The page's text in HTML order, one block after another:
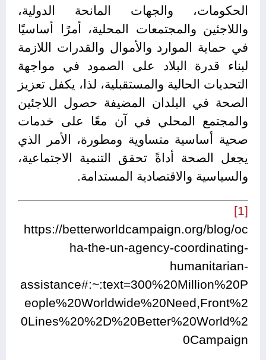
الحكومات، والجهات المانحة الدولية،
واللاجئين والمجتمعات المحلية، أمرًا أساسيًا
في حماية الموارد والأموال والقدرات اللازمة
لبناء قدرة البلاد على الصمود في مواجهة
التحديات الحالية والمستقبلية، لذا، يكفل تعزيز
الصحة في البلدان المضيفة حصول اللاجئين
والمجتمع المحلي في آن معًا على خدمات
صحية أساسية متساوية ومطورة، الأمر الذي
يجعل الصحة أداةً تحقق التنمية الاجتماعية،
والسياسية والاقتصادية المستدامة.
[1]
https://betterworldcampaign.org/blog/oc
ha-the-un-agency-coordinating-
humanitarian-
assistance#:~:text=300%20Million%20P
eople%20Worldwide%20Need,Front%2
0Lines%20%2D%20Better%20World%2
0Campaign